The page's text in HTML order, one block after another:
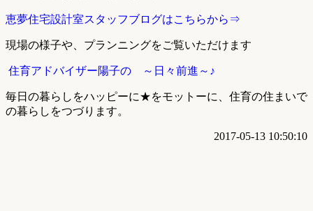
恵夢住宅設計室スタッフブログはこちらから⇒
現場の様子や、プランニングをご覧いただけます
住育アドバイザー陽子の ～日々前進～♪
毎日の暮らしをハッピーに★をモットーに、住育の住まいで
の暮らしをつづります。
2017-05-13 10:50:10